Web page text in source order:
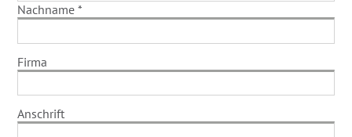
Nachname *
Firma
Anschrift